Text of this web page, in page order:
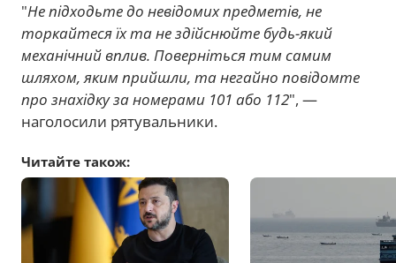
"Не підходьте до невідомих предметів, не
торкайтеся їх та не здійснюйте будь-який
механічний вплив. Поверніться тим самим
шляхом, яким прийшли, та негайно повідомте
про знахідку за номерами 101 або 112", —
наголосили рятувальники.
Читайте також: